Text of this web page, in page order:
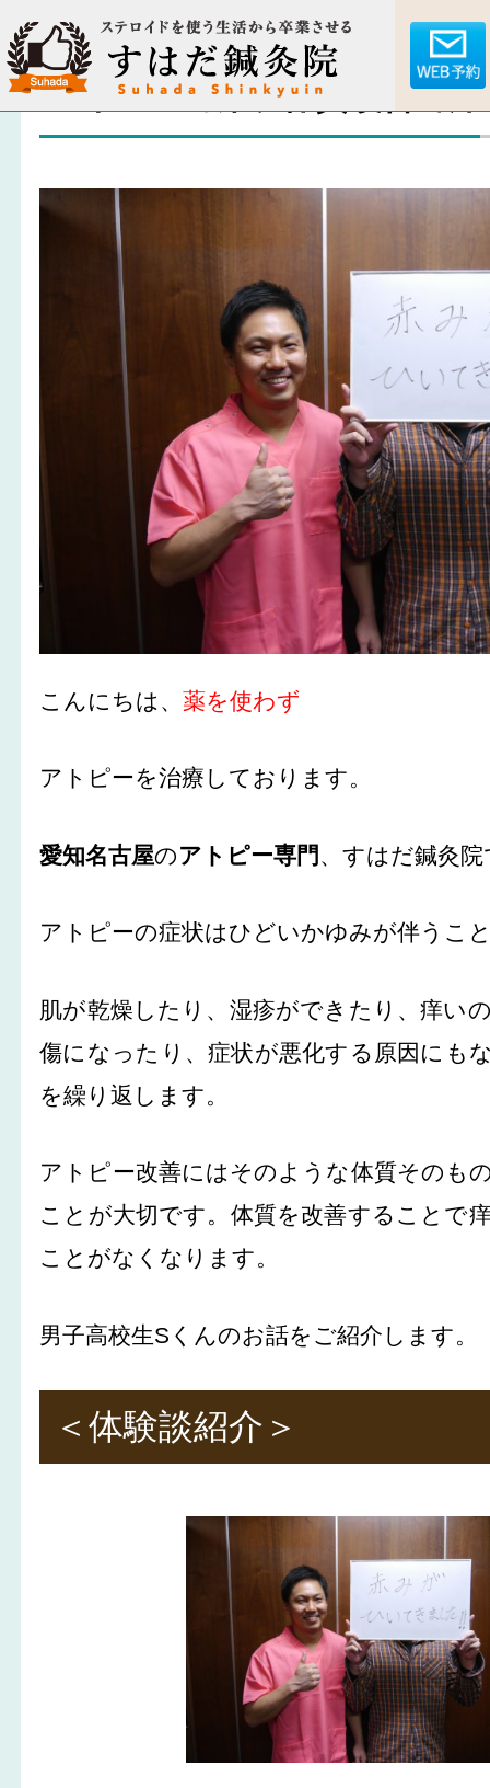
アトピー対策、体質改善で
こんにちは、薬を使わず
アトピーを治療しております。
愛知名古屋のアトピー専門 、すはだ鍼灸
アトピーの症状はひどいかゆみが伴うこ
肌が乾燥したり、湿疹ができたり、痒い
傷になったり、症状が悪化する原因にも
を繰り返します。
アトピー改善にはそのような体質そのも
ことが大切です。体質を改善することで
ことがなくなります。
男子高校生Sくんのお話をご紹介します。
＜体験談紹介＞